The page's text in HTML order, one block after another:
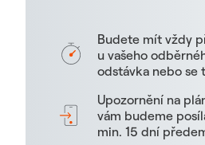
Budete mít vždy
u vašeho
odstávka nebo se
Upozornění na
vám budeme
min. 15 dní